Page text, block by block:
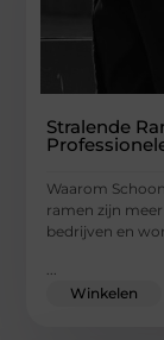
Stralende
Waarom
ramen zijn
bedrijven en
...
Winkelen